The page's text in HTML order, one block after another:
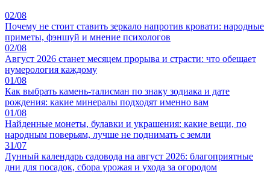
02/08
Почему не стоит ставить зеркало напротив кровати: народные
приметы, фэншуй и мнение психологов
02/08
Август 2026 станет месяцем прорыва и страсти: что обещает
нумерология каждому
01/08
Как выбрать камень-талисман по знаку зодиака и дате
рождения: какие минералы подходят именно вам
01/08
Найденные монеты, булавки и украшения: какие вещи, по
народным поверьям, лучше не поднимать с земли
31/07
Лунный календарь садовода на август 2026: благоприятные
дни для посадок, сбора урожая и ухода за огородом